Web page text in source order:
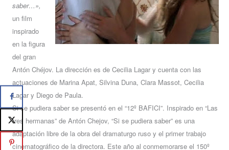
saber…»,
un film
inspirado
en la figura
del gran
Antón Chéjov. La dirección es de Cecilia Lagar y cuenta con las
actuaciones de Marina Apat, Silvina Duna, Clara Massot, Cecilia
Lagar y Diego de Paula.
Si se pudiera saber se presentó en el “12º BAFICI”. Inspirado en “Las
tres hermanas” de Antón Chejov, “Si se pudiera saber” es una
adaptación libre de la obra del dramaturgo ruso y el primer trabajo
cinematográfico de la directora. Este año al conmemorarse el 150º